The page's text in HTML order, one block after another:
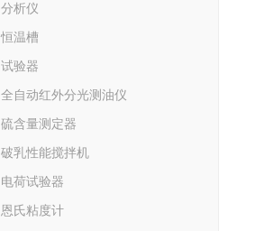
分析仪
恒温槽
试验器
全自动红外分光测油仪
硫含量测定器
破乳性能搅拌机
电荷试验器
恩氏粘度计